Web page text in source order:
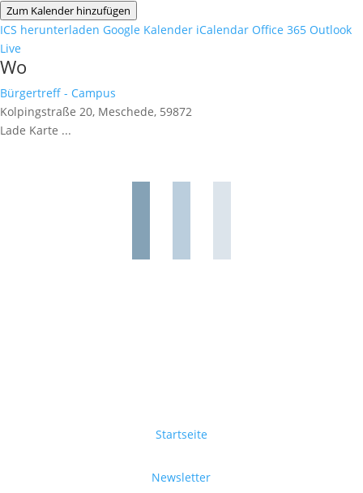
Zum Kalender hinzufügen
ICS herunterladen Google Kalender iCalendar Office 365 Outlook
Live
Wo
Bürgertreff - Campus
Kolpingstraße 20, Meschede, 59872
Lade Karte ...
Startseite
Newsletter